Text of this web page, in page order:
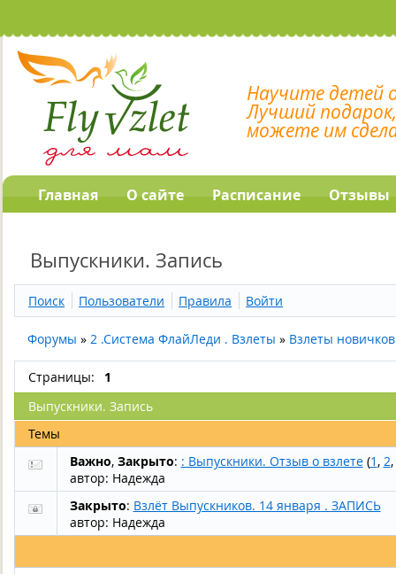
Научите детей
Лучший
можете им
Главная О сайте Расписание Отзывы
Выпускники. Запись
Поиск Пользователи Правила Войти
Форумы »2 .Система ФлайЛеди . Взлеты » Взлеты
Страницы:
1
Выпускники. Запись
Темы
Важно, Закрыто: : Выпускники. Отзыв о взлете (1 , 2,
автор: Надежда
Закрыто: Взлёт Выпускников. 14 января . ЗАПИСЬ
автор: Надежда